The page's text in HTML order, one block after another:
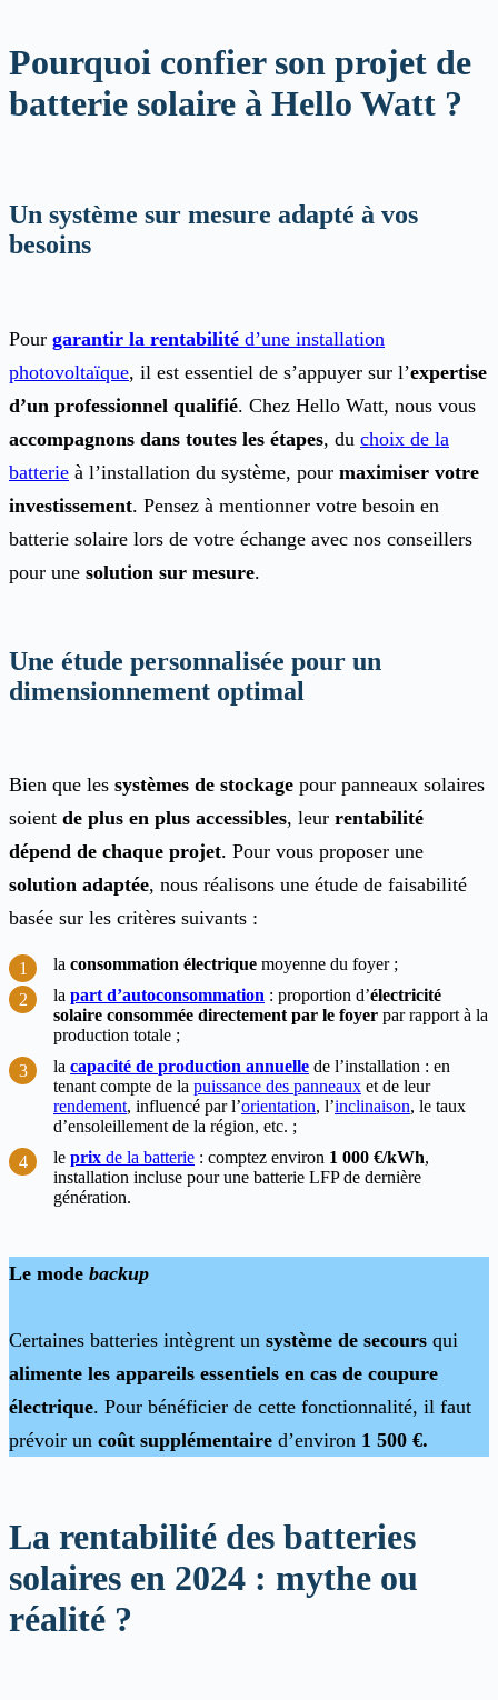
Pourquoi confier son projet de
batterie solaire à Hello Watt ?
Un système sur mesure adapté à vos
besoins
Pour garantir la rentabilité d’une installation
photovoltaïque, il est essentiel de s’appuyer sur l’expertise
d’un professionnel qualifié. Chez Hello Watt, nous vous
accompagnons dans toutes les étapes, du choix de la
batterie à l’installation du système, pour maximiser votre
investissement. Pensez à mentionner votre besoin en
batterie solaire lors de votre échange avec nos conseillers
pour une solution sur mesure.
Une étude personnalisée pour un
dimensionnement optimal
Bien que les systèmes de stockage pour panneaux solaires
soient de plus en plus accessibles, leur rentabilité
dépend de chaque projet. Pour vous proposer une
solution adaptée, nous réalisons une étude de faisabilité
basée sur les critères suivants :
la consommation électrique moyenne du foyer ;
la part d’autoconsommation : proportion d’électricité
solaire consommée directement par le foyer par rapport à la
production totale ;
la capacité de production annuelle de l’installation : en
tenant compte de la puissance des panneaux et de leur
rendement, influencé par l’orientation, l’inclinaison, le taux
d’ensoleillement de la région, etc. ;
le prix de la batterie : comptez environ 1 000 €/kWh,
installation incluse pour une batterie LFP de dernière
génération.
Le mode backup
Certaines batteries intègrent un système de secours qui
alimente les appareils essentiels en cas de coupure
électrique. Pour bénéficier de cette fonctionnalité, il faut
prévoir un coût supplémentaire d’environ 1 500 €.
La rentabilité des batteries
solaires en 2024 : mythe ou
réalité ?